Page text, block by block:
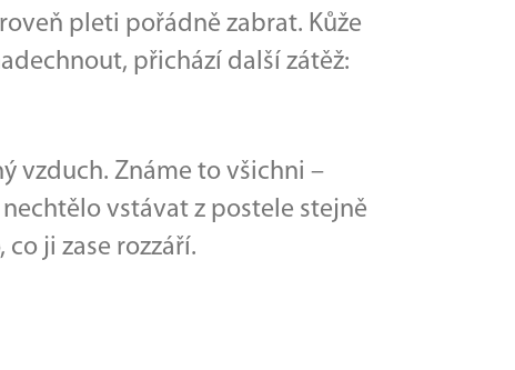
pleti pořádně zabrat. Kůže
přichází další zátěž:
vzduch. Známe to všichni –
vstávat z postele stejně
ji zase rozzáří.